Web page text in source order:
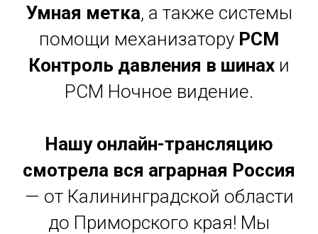
Умная метка, а также системы
помощи механизатору РСМ
Контроль давления в шинах и
РСМ Ночное видение.
Нашу онлайн-трансляцию
смотрела вся аграрная Россия
— от Калининградской области
до Приморского края! Мы